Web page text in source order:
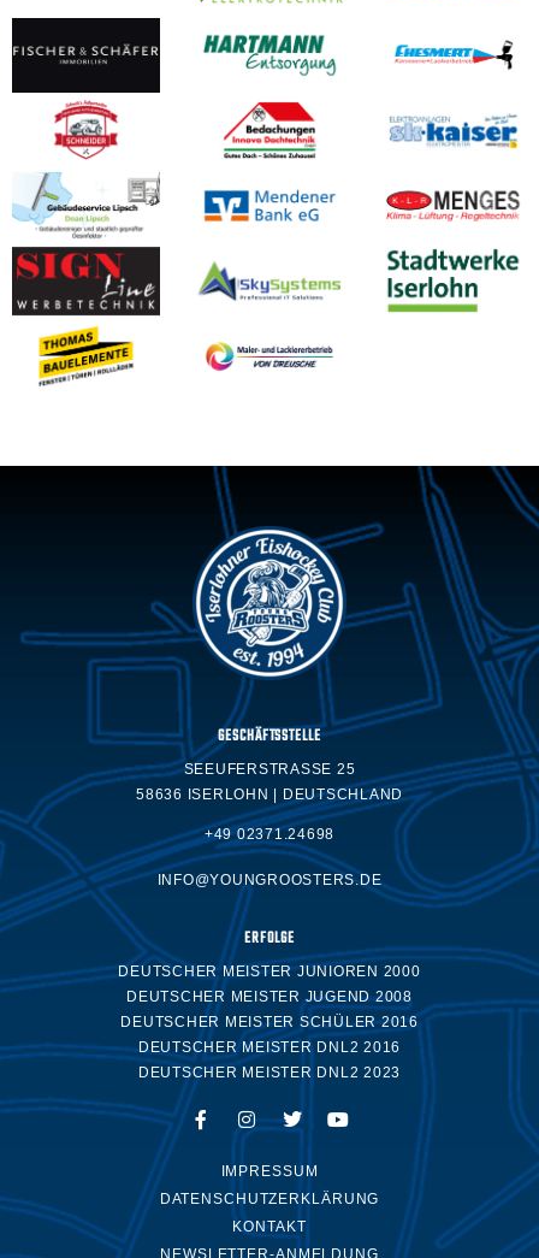
GESCHÄFTSSTELLE
SEEUFERSTRASSE 25
58636 ISERLOHN | DEUTSCHLAND
+49 02371.24698
INFO@YOUNGROOSTERS.DE
ERFOLGE
DEUTSCHER MEISTER JUNIOREN 2000
DEUTSCHER MEISTER JUGEND 2008
DEUTSCHER MEISTER SCHÜLER 2016
DEUTSCHER MEISTER DNL2 2016
DEUTSCHER MEISTER DNL2 2023
IMPRESSUM
DATENSCHUTZERKLÄRUNG
KONTAKT